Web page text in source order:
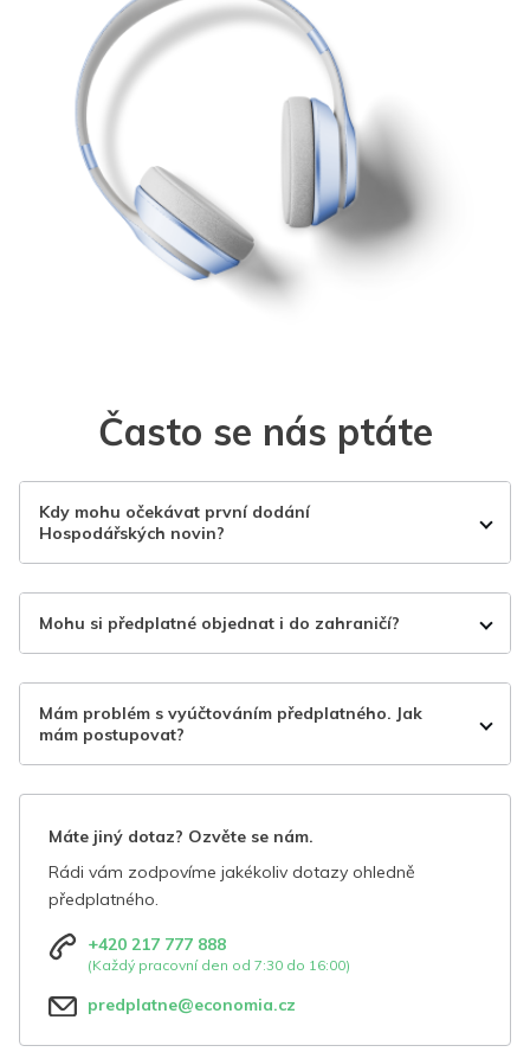
Často se nás ptáte
Kdy mohu očekávat první dodání
Hospodářských novin?
Mohu si předplatné objednat i do zahraničí?
Mám problém s vyúčtováním předplatného. Jak
mám postupovat?
Máte jiný dotaz? Ozvěte se nám.
Rádi vám zodpovíme jakékoliv dotazy ohledně
předplatného.
+420 217 777 888
(Každý pracovní den od 7:30 do 16:00)
predplatne@economia.cz